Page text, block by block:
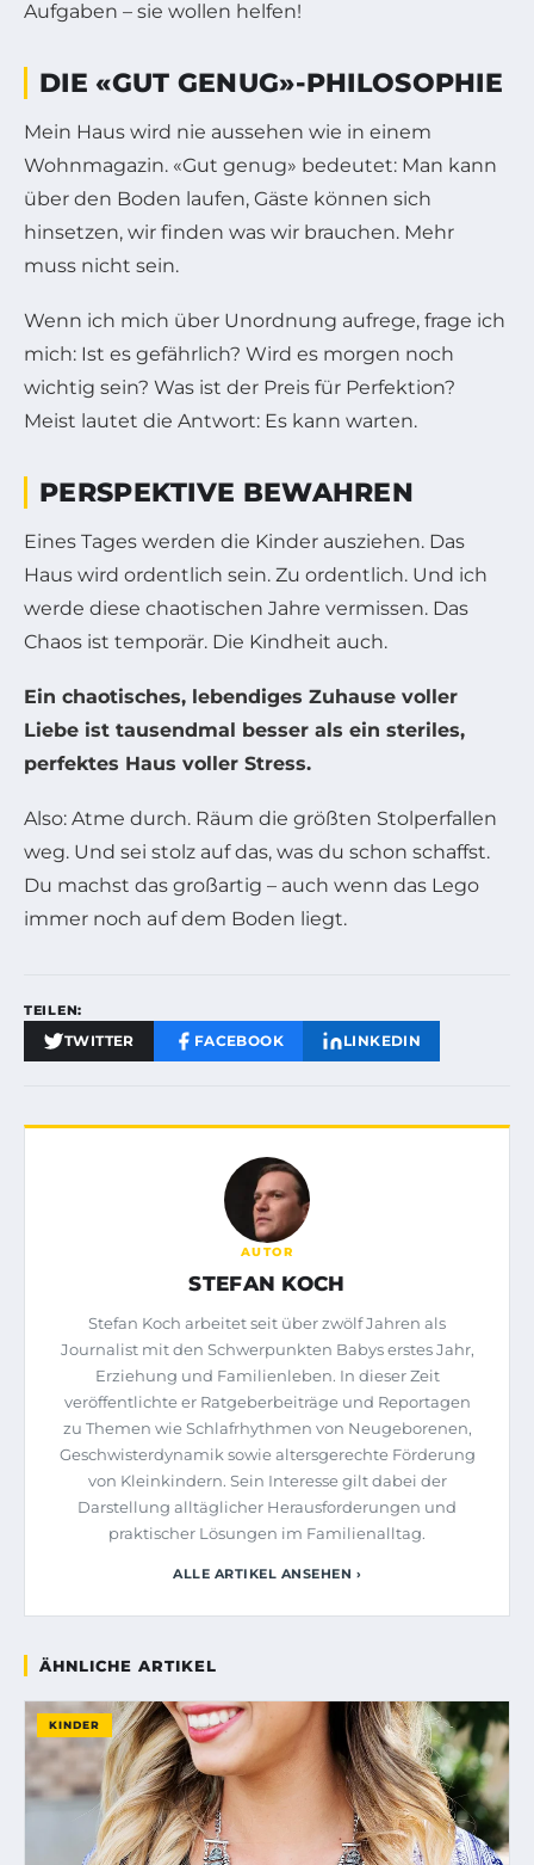
Aufgaben – sie wollen helfen!
DIE «GUT GENUG»-PHILOSOPHIE
Mein Haus wird nie aussehen wie in einem
Wohnmagazin. «Gut genug» bedeutet: Man kann
über den Boden laufen, Gäste können sich
hinsetzen, wir finden was wir brauchen. Mehr
muss nicht sein.
Wenn ich mich über Unordnung aufrege, frage ich
mich: Ist es gefährlich? Wird es morgen noch
wichtig sein? Was ist der Preis für Perfektion?
Meist lautet die Antwort: Es kann warten.
PERSPEKTIVE BEWAHREN
Eines Tages werden die Kinder ausziehen. Das
Haus wird ordentlich sein. Zu ordentlich. Und ich
werde diese chaotischen Jahre vermissen. Das
Chaos ist temporär. Die Kindheit auch.
Ein chaotisches, lebendiges Zuhause voller
Liebe ist tausendmal besser als ein steriles,
perfektes Haus voller Stress.
Also: Atme durch. Räum die größten Stolperfallen
weg. Und sei stolz auf das, was du schon schaffst.
Du machst das großartig – auch wenn das Lego
immer noch auf dem Boden liegt.
TEILEN:
TWITTER FACEBOOK LINKEDIN
AUTOR
STEFAN KOCH
Stefan Koch arbeitet seit über zwölf Jahren als
Journalist mit den Schwerpunkten Babys erstes Jahr,
Erziehung und Familienleben. In dieser Zeit
veröffentlichte er Ratgeberbeiträge und Reportagen
zu Themen wie Schlafrhythmen von Neugeborenen,
Geschwisterdynamik sowie altersgerechte Förderung
von Kleinkindern. Sein Interesse gilt dabei der
Darstellung alltäglicher Herausforderungen und
praktischer Lösungen im Familienalltag.
ALLE ARTIKEL ANSEHEN ›
ÄHNLICHE ARTIKEL
KINDER